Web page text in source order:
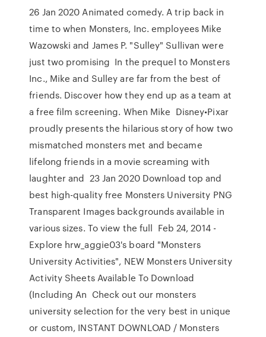
26 Jan 2020 Animated comedy. A trip back in
time to when Monsters, Inc. employees Mike
Wazowski and James P. "Sulley" Sullivan were
just two promising In the prequel to Monsters
Inc., Mike and Sulley are far from the best of
friends. Discover how they end up as a team at
a free film screening. When Mike Disney•Pixar
proudly presents the hilarious story of how two
mismatched monsters met and became
lifelong friends in a movie screaming with
laughter and 23 Jan 2020 Download top and
best high-quality free Monsters University PNG
Transparent Images backgrounds available in
various sizes. To view the full Feb 24, 2014 -
Explore hrw_aggie03's board "Monsters
University Activities", NEW Monsters University
Activity Sheets Available To Download
(Including An Check out our monsters
university selection for the very best in unique
or custom, INSTANT DOWNLOAD / Monsters